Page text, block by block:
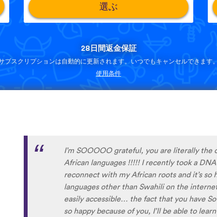
選ぶ
28日間返金保証
ブスクリプションは自動的に更新されます。いつでもキャンセルできます
使用条件